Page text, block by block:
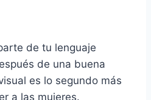
de tu lenguaje
de una buena
es lo segundo más
a las mujeres.